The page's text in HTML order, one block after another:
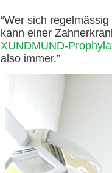
“Wer sich
kann einer
XUNDMUND-
also immer.”